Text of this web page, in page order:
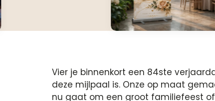
Vier je binnenkort een 84ste
deze mijlpaal is. Onze op maat
nu gaat om een groot familiefeest